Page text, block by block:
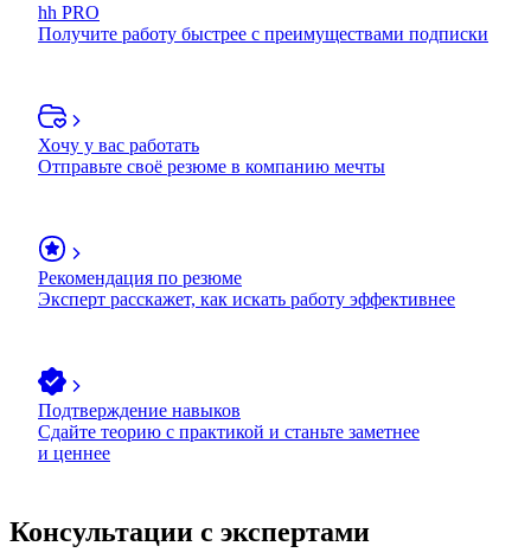
hh PRO
Получите работу быстрее с преимуществами подписки
Хочу у вас работать
Отправьте своё резюме в компанию мечты
Рекомендация по резюме
Эксперт расскажет, как искать работу эффективнее
Подтверждение навыков
Сдайте теорию с практикой и станьте заметнее
и ценнее
Консультации с экспертами